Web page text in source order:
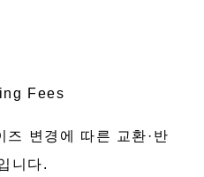
Fees
즈 변경에 따른 교환·반
니다.